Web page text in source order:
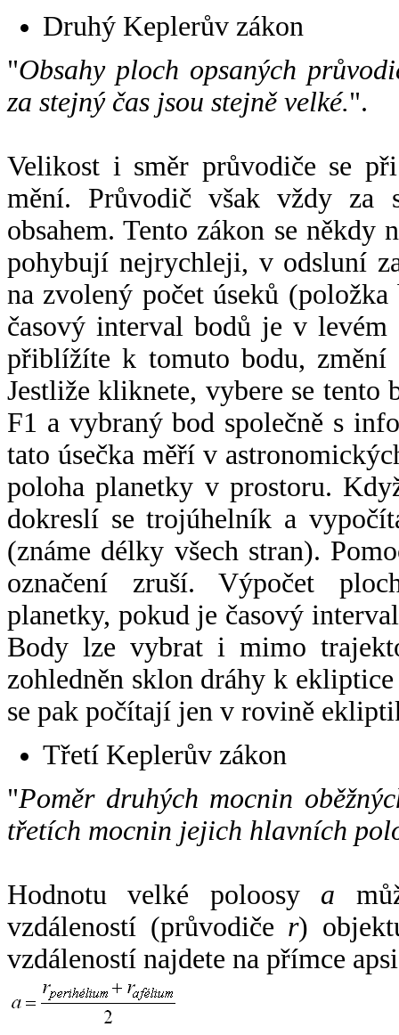
Druhý Keplerův zákon
"Obsahy ploch opsaných
za stejný čas jsou stejně velké.".
Velikost i směr průvodiče se
mění. Průvodič však vždy za
obsahem. Tento zákon se někdy
pohybují nejrychleji, v odsluní
na zvolený počet úseků
časový interval bodů je v
přiblížíte k tomuto bodu,
Jestliže kliknete, vybere se tento
F1 a vybraný bod společně s
tato úsečka měří v
poloha planetky v prostoru.
dokreslí se trojúhelník a
(známe délky všech stran).
označení zruší. Výpočet
planetky, pokud je časový
Body lze vybrat i mimo
zohledněn sklon dráhy k
se pak počítají jen v rovině
Třetí Keplerův zákon
"Poměr druhých mocnin
třetích mocnin jejich hlavních
Hodnotu velké poloosy a
vzdáleností (průvodiče r)
vzdáleností najdete na přímce